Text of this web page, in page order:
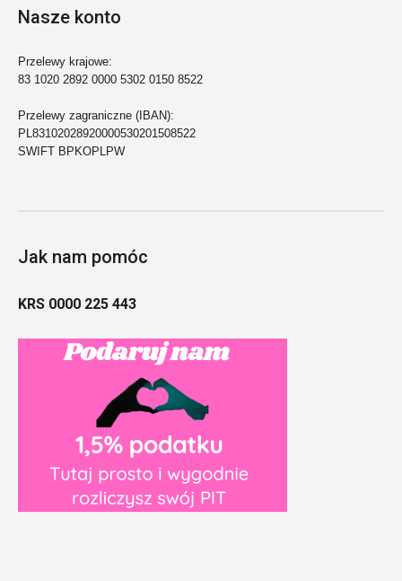
Nasze konto
Przelewy krajowe:
83 1020 2892 0000 5302 0150 8522
Przelewy zagraniczne (IBAN):
PL83102028920000530201508522
SWIFT BPKOPLPW
Jak nam pomóc
KRS 0000 225 443